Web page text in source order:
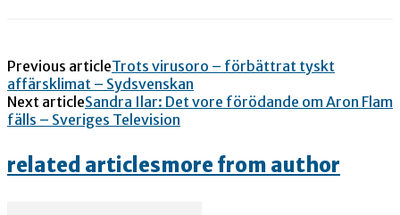
Previous articleTrots virusoro – förbättrat tyskt
affärsklimat – Sydsvenskan
Next articleSandra Ilar: Det vore förödande om Aron Flam
fälls – Sveriges Television
related articlesmore from author